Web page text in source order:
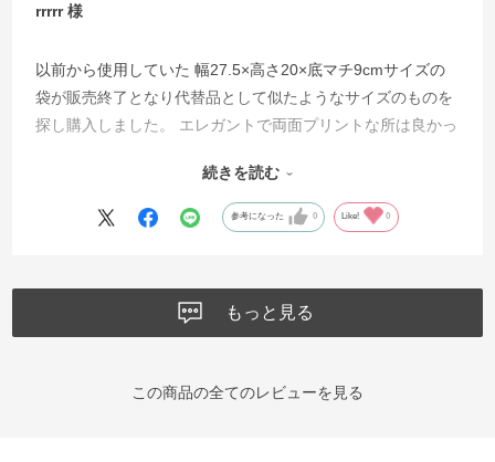
rrrrr
以前から使用していた 幅27.5×高さ20×底マチ9cmサイズの
袋が販売終了となり代替品として似たようなサイズのものを
探し購入しました。 エレガントで両面プリントな所は良かっ
良いと感じました。 販売終了となった袋の再販、もしくは類
似品が販売されることを切に願います。
続きを読む
参考になった 0 Like! 0
もっと見る
この商品の全てのレビューを見る